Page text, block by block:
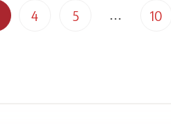
Page
4 5 … 10